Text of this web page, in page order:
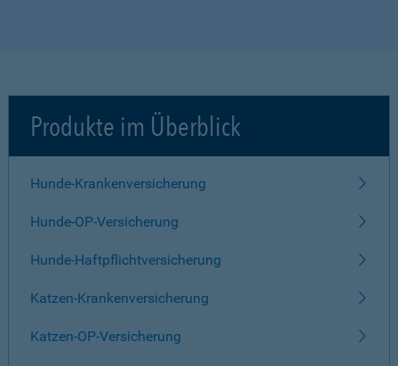
Produkte im Überblick
Hunde-Krankenversicherung
Hunde-OP-Versicherung
Hunde-Haftpflichtversicherung
Katzen-Krankenversicherung
Katzen-OP-Versicherung